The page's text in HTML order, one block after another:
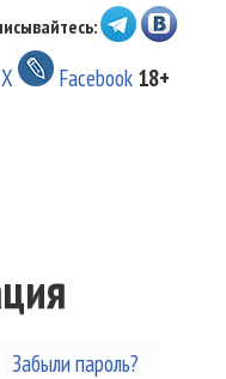
X Facebook 18+
Забыли пароль?